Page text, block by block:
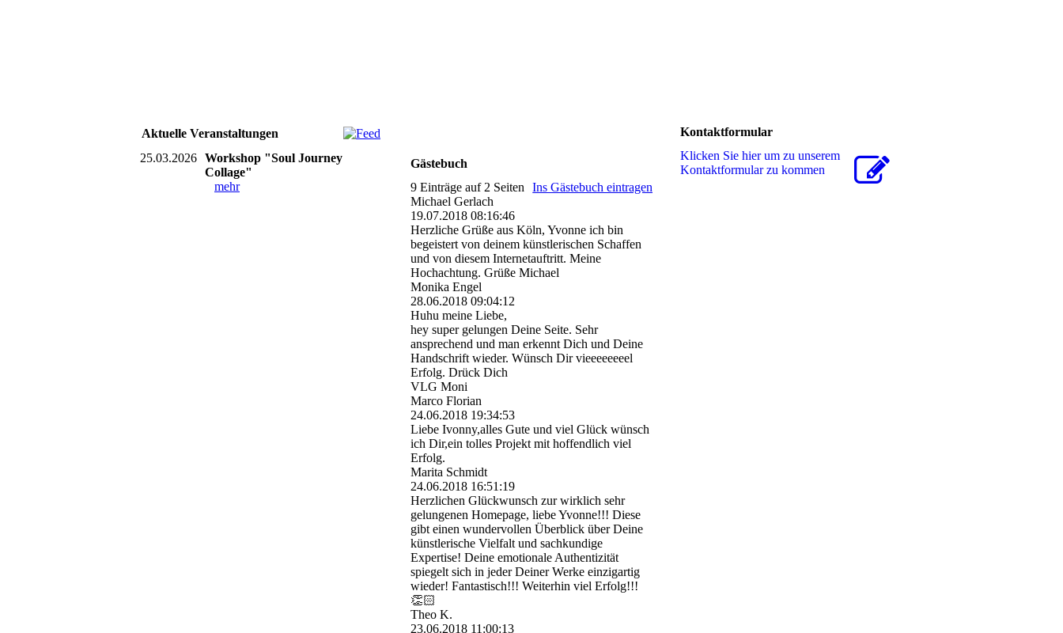
Aktuelle Veranstaltungen
25.03.2026 Workshop "Soul Journey
Collage"
mehr
Gästebuch
9 Einträge auf 2 Seiten
Ins Gästebuch eintragen
Michael Gerlach
19.07.2018 08:16:46
Herzliche Grüße aus Köln, Yvonne ich bin
begeistert von deinem künstlerischen Schaffen
und von diesem Internetauftritt. Meine
Hochachtung. Grüße Michael
Monika Engel
28.06.2018 09:04:12
Huhu meine Liebe,
hey super gelungen Deine Seite. Sehr
ansprechend und man erkennt Dich und Deine
Handschrift wieder. Wünsch Dir vieeeeeeeel
Erfolg. Drück Dich
VLG Moni
Marco Florian
24.06.2018 19:34:53
Liebe Ivonny,alles Gute und viel Glück wünsch
ich Dir,ein tolles Projekt mit hoffendlich viel
Erfolg.
Marita Schmidt
24.06.2018 16:51:19
Herzlichen Glückwunsch zur wirklich sehr
gelungenen Homepage, liebe Yvonne!!! Diese
gibt einen wundervollen Überblick über Deine
künstlerische Vielfalt und sachkundige
Expertise! Deine emotionale Authentizität
spiegelt sich in jeder Deiner Werke einzigartig
wieder! Fantastisch!!! Weiterhin viel Erfolg!!!
👏🏻
Theo K.
23.06.2018 11:00:13
Kontaktformular
Klicken Sie hier um zu unserem
Kon­takt­for­mu­lar zu kommen